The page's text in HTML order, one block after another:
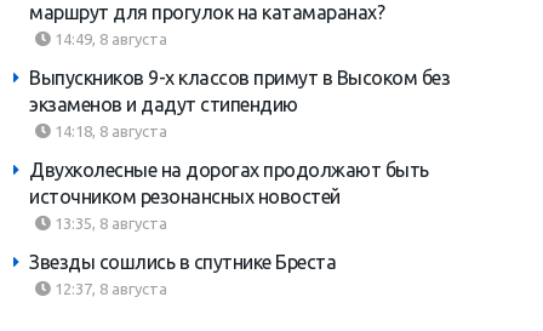
маршрут для прогулок на катамаранах?
14:49, 8 августа
Выпускников 9-х классов примут в Высоком без
экзаменов и дадут стипендию
14:18, 8 августа
Двухколесные на дорогах продолжают быть
источником резонансных новостей
13:35, 8 августа
Звезды сошлись в спутнике Бреста
12:37, 8 августа